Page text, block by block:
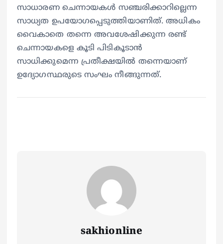
സാധാരണ ചെന്നായകൾ സഞ്ചരിക്കാറില്ലെന്ന
സാധ്യത ഉപയോഗപ്പെടുത്തിയാണിത്. അധികം
വൈകാതെ തന്നെ അവശേഷിക്കുന്ന രണ്ട്
ചെന്നായകളെ കൂടി പിടികൂടാൻ
സാധിക്കുമെന്ന പ്രതീക്ഷയിൽ തന്നെയാണ്
ഉദ്യോഗസ്ഥരുടെ സംഘം നീങ്ങുന്നത്.
sakhionline